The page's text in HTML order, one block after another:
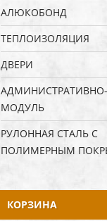
АЛЮКОБОНД
ТЕПЛОИЗОЛЯЦИЯ
ДВЕРИ
МОДУЛЬ
РУЛОННАЯ СТАЛЬ С
ПОЛИМЕРНЫМ
КОРЗИНА